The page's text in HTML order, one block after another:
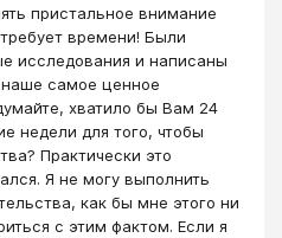
пристальное внимание
времени! Были
исследования и написаны
самое ценное
хватило бы Вам 24
недели для того, чтобы
Практически это
Я не могу выполнить
как бы мне этого ни
с этим фактом. Если я